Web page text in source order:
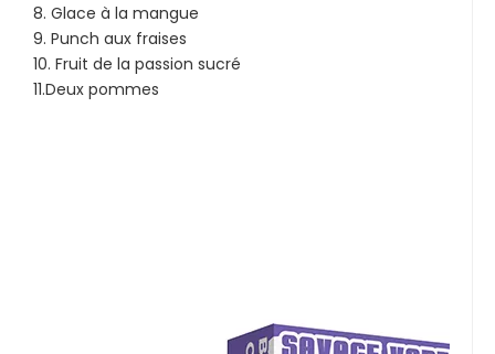
8. Glace à la mangue
9. Punch aux fraises
10. Fruit de la passion sucré
11.Deux pommes